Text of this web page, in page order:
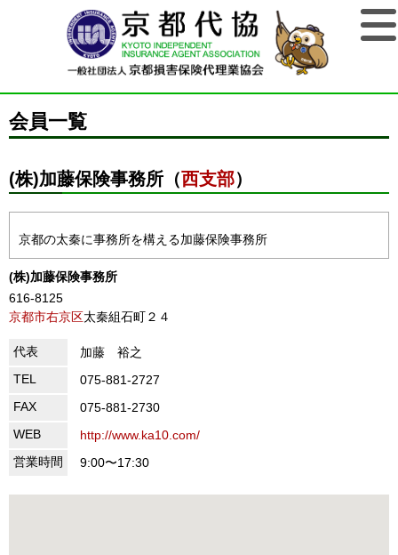
会員一覧
(株)加藤保険事務所（西支部）
京都の太秦に事務所を構える加藤保険事務所
(株)加藤保険事務所
616-8125
京都市右京区太秦組石町２４
代表
加藤 裕之
TEL
075-881-2727
FAX
075-881-2730
WEB
http://www.ka10.com/
営業時間
9:00〜17:30